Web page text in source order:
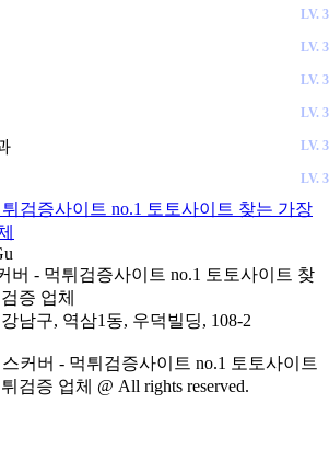
LV. 3
LV. 3
LV. 3
LV. 3
LV. 3
LV. 3
버 - 먹튀검증사이트 no.1 토토사이트 찾
증 업체
강남구, 역삼1동, 우덕빌딩, 108-2
커버 - 먹튀검증사이트 no.1 토토사이트
검증 업체 @ All rights reserved.